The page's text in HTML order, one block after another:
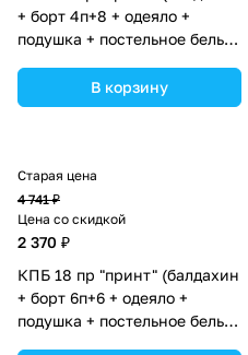
+ борт 4п+8 + одеяло +
подушка + постельное белье
(№П207_4а8_10) цвета в
ассортименте.
В корзину
Старая цена
4 741 ₽
Цена со скидкой
2 370 ₽
КПБ 18 пр "принт" (балдахин
+ борт 6п+6 + одеяло +
подушка + постельное белье